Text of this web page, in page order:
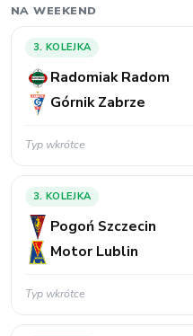
NA WEEKEND
3. KOLEJKA
Radomiak Radom
Górnik Zabrze
Typ wkrótce
3. KOLEJKA
Pogoń Szczecin
Motor Lublin
Typ wkrótce